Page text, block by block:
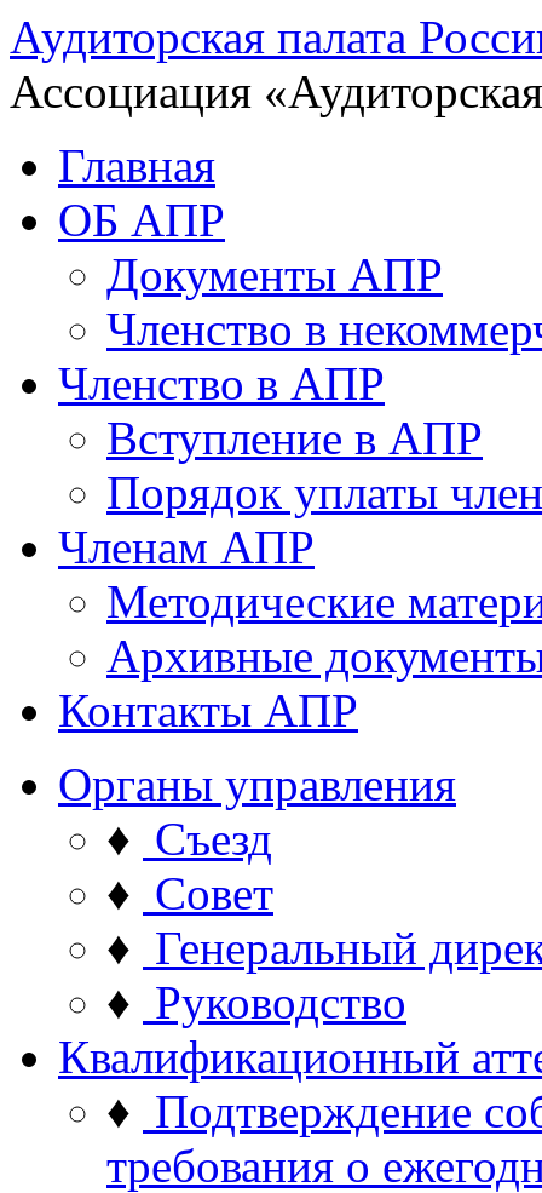
Аудиторская палата
Ассоциация
Главная
ОБ АПР
Документы АПР
Членство в
Членство в АПР
Вступление в АПР
Порядок уплаты
Членам АПР
Методические
Архивные
Контакты АПР
Органы управления
♦ Съезд
♦ Совет
♦ Генеральный
♦ Руководство
Квалификационный
♦ Подтверждение
требования о